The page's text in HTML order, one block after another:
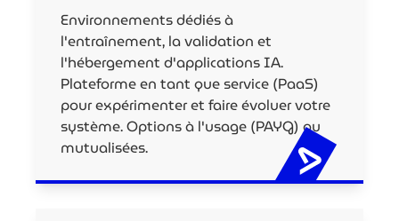
Environnements dédiés à
l'entraînement, la validation et
l'hébergement d'applications IA.
Plateforme en tant que service (PaaS)
pour expérimenter et faire évoluer votre
système. Options à l'usage (PAYG) ou
mutualisées.